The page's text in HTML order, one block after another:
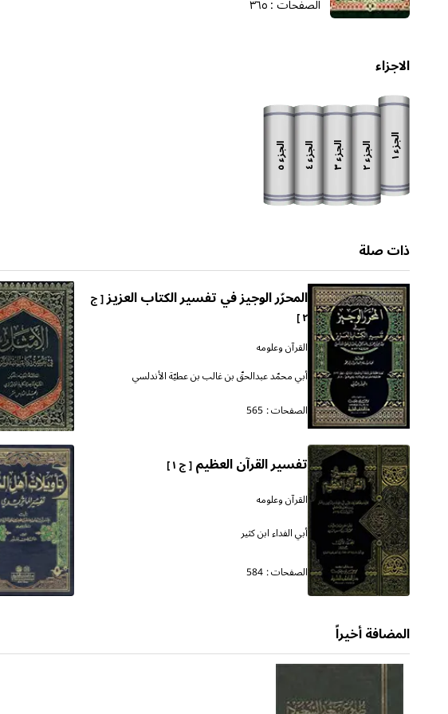
الصفحات :٣٦٥
الاجزاء
الجزء
١ الجزء
٢
الجزء
٣
الجزء
٤
الجزء
٥
ذات صلة
المحرّر الوجيز في تفسير الكتاب العزيز[ ج
٢ ]
القرآن وعلومه
أبي محمّد عبدالحقّ بن غالب بن عطيّة الأندلسي
الصفحات : 565
تفسير القرآن العظيم[ ج ١ ]
القرآن وعلومه
أبي الفداء ابن كثير
الصفحات : 584
المضافة أخيراً